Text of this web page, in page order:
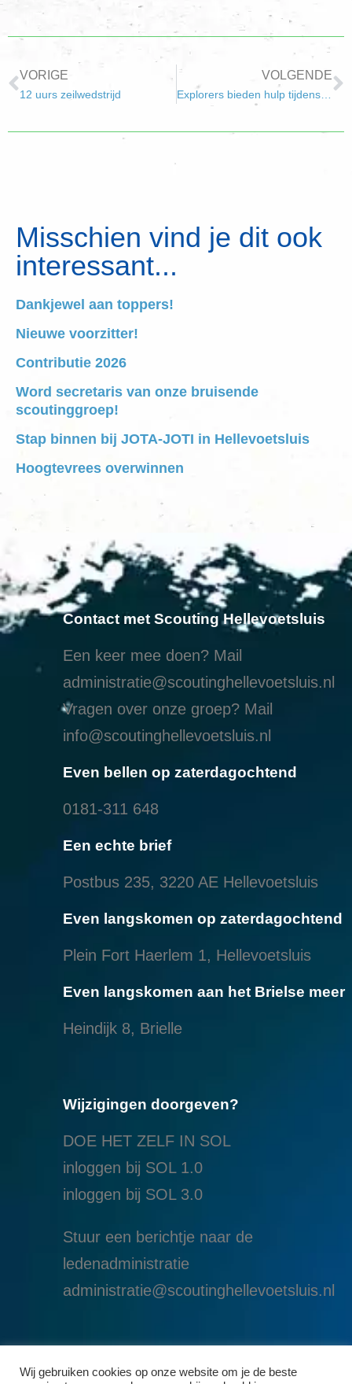
VORIGE
12 uurs zeilwedstrijd
VOLGENDE
Explorers bieden hulp tijdens marathon Rotterdam
Misschien vind je dit ook
interessant...
Dankjewel aan toppers!
Nieuwe voorzitter!
Contributie 2026
Word secretaris van onze bruisende
scoutinggroep!
Stap binnen bij JOTA-JOTI in Hellevoetsluis
Hoogtevrees overwinnen
Contact met Scouting Hellevoetsluis
Een keer mee doen? Mail
administratie@scoutinghellevoetsluis.nl
Vragen over onze groep? Mail
info@scoutinghellevoetsluis.nl
Even bellen op zaterdagochtend
0181-311 648
Een echte brief
Postbus 235, 3220 AE Hellevoetsluis
Even langskomen op zaterdagochtend
Plein Fort Haerlem 1, Hellevoetsluis
Even langskomen aan het Brielse meer
Heindijk 8, Brielle
Wijzigingen doorgeven?
DOE HET ZELF IN SOL
inloggen bij SOL 1.0
inloggen bij SOL 3.0
Stuur een berichtje naar de
ledenadministratie
administratie@scoutinghellevoetsluis.nl
Wij gebruiken cookies op onze website om je de beste